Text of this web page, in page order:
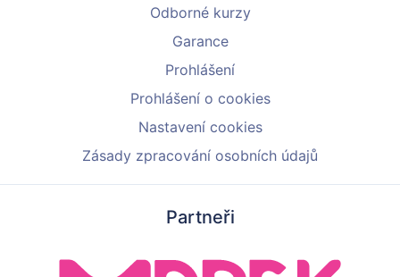
Odborné kurzy
Garance
Prohlášení
Prohlášení o cookies
Nastavení cookies
Zásady zpracování osobních údajů
Partneři